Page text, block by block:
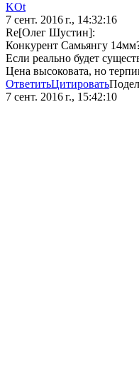
KOt
7 сент. 2016 г., 14:32:16
Re[Олег Шустин]:
Конкурент Самьянгу
Если реально будет
Цена высоковата, но
ОтветитьЦитировать
7 сент. 2016 г., 15:42:10